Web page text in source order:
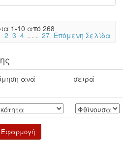
1-10 από 268
2 3 4 . . . 27 Επόμενη Σελίδα
ανά σειρά